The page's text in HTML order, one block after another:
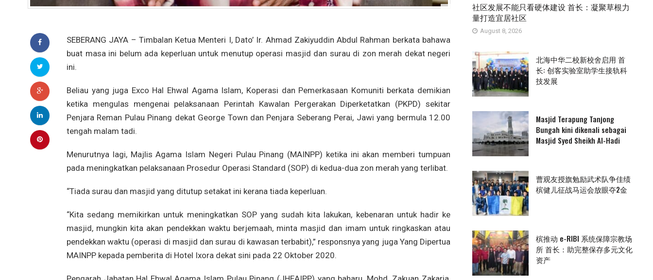
SEBERANG JAYA – Timbalan Ketua Menteri I, Dato’ Ir. Ahmad Zakiyuddin Abdul Rahman berkata bahawa
buat masa ini belum ada keperluan untuk menutup operasi masjid dan surau di zon merah dekat negeri
ini.
Beliau yang juga Exco Hal Ehwal Agama Islam, Koperasi dan Pemerkasaan Komuniti berkata demikian
ketika mengulas mengenai pelaksanaan Perintah Kawalan Pergerakan Diperketatkan (PKPD) sekitar
Penjara Reman Pulau Pinang dekat George Town dan Penjara Seberang Perai, Jawi yang bermula 12.00
tengah malam tadi.
Menurutnya lagi, Majlis Agama Islam Negeri Pulau Pinang (MAINPP) ketika ini akan memberi tumpuan
pada meningkatkan pelaksanaan Prosedur Operasi Standard (SOP) di kedua-dua zon merah yang terlibat.
“Tiada surau dan masjid yang ditutup setakat ini kerana tiada keperluan.
“Kita sedang memikirkan untuk meningkatkan SOP yang sudah kita lakukan, kebenaran untuk hadir ke
masjid, mungkin kita akan pendekkan waktu berjemaah, minta masjid dan imam untuk ringkaskan atau
pendekkan waktu (operasi di masjid dan surau di kawasan terbabit),” responsnya yang juga Yang Dipertua
MAINPP kepada pemberita di Hotel Ixora dekat sini pada 22 Oktober 2020.
社区发展不能只看硬体建设 首长：凝聚草根力
量打造宜居社区
August 8, 2026
北海中华二校新校舍启用 首
长: 创客实验室助学生接轨科
技发展
Masjid Terapung Tanjong
Bungah kini dikenali sebagai
Masjid Syed Sheikh Al-Hadi
曹观友授旗勉励武术队争佳绩
槟健儿征战马运会放眼夺2金
槟推动 e-RIBI 系统保障宗教场
所 首长：助完整保存多元文化
资产